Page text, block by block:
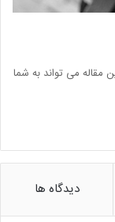
مقاله می تواند به شما
دیدگاه ها